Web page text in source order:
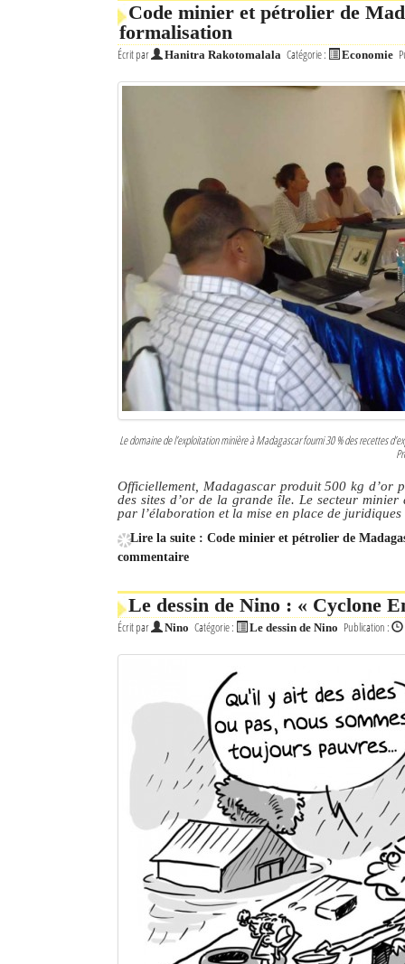
Code minier et pétrolier de
formalisation
Écrit par Hanitra Rakotomalala Catégorie : Economie
Le domaine de l’exploitation minière à Madagascar fourni 30 % des recettes
Officiellement, Madagascar produit 500 kg d’or
des sites d’or de la grande île. Le secteur
par l’élaboration et la mise en place de
Lire la suite : Code minier et pétrolier de
commentaire
Le dessin de Nino : « Cyclone
Écrit par Nino Catégorie : Le dessin de Nino Publication :